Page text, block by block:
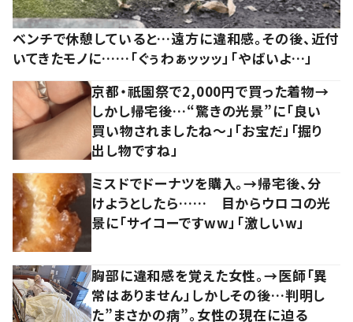
ベンチで休憩していると…遠方に違和感。その後、近付
いてきたモノに……「ぐぅわぁッッッ」「やばいよ…」
京都・祇園祭で2,000円で買った着物→
しかし帰宅後…“驚きの光景”に「良い
買い物されましたね～」「お宝だ」「掘り
出し物ですね」
ミスドでドーナツを購入。→帰宅後、分
けようとしたら…… 目からウロコの光
景に「サイコーですww」「激しいw」
胸部に違和感を覚えた女性。→医師「異
常はありません」しかしその後…判明し
た”まさかの病”。女性の現在に迫る